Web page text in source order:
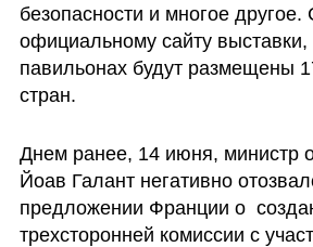
безопасности и многое другое.
официальному сайту выставки,
павильонах будут размещены
стран.
Днем ранее, 14 июня, министр
Йоав Галант негативно
предложении Франции о
трехсторонней комиссии с